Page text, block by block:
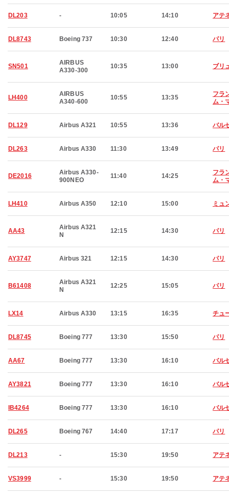
DL203 - 10:05 14:10 アテ
DL8743 Boeing 737 10:30 12:40 パリ
SN501
AIRBUS
A330-300
10:35 13:00 ブリ
LH400
AIRBUS
A340-600
10:55 13:35
フラ
ム・
DL129 Airbus A321 10:55 13:36 バル
DL263 Airbus A330 11:30 13:49 パリ
DE2016
Airbus A330-
900NEO
11:40 14:25
フラ
ム・
LH410 Airbus A350 12:10 15:00 ミュ
AA43
Airbus A321
N
12:15 14:30 パリ
AY3747 Airbus 321 12:15 14:30 パリ
B61408
Airbus A321
N
12:25 15:05 パリ
LX14 Airbus A330 13:15 16:35 チュ
DL8745 Boeing 777 13:30 15:50 パリ
AA67 Boeing 777 13:30 16:10 バル
AY3821 Boeing 777 13:30 16:10 バル
IB4264 Boeing 777 13:30 16:10 バル
DL265 Boeing 767 14:40 17:17 パリ
DL213 - 15:30 19:50 アテ
VS3999 - 15:30 19:50 アテ